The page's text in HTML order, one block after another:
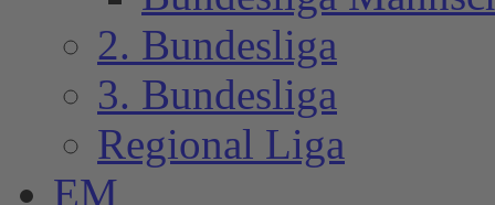
2. Bundesliga
3. Bundesliga
Regional Liga
EM